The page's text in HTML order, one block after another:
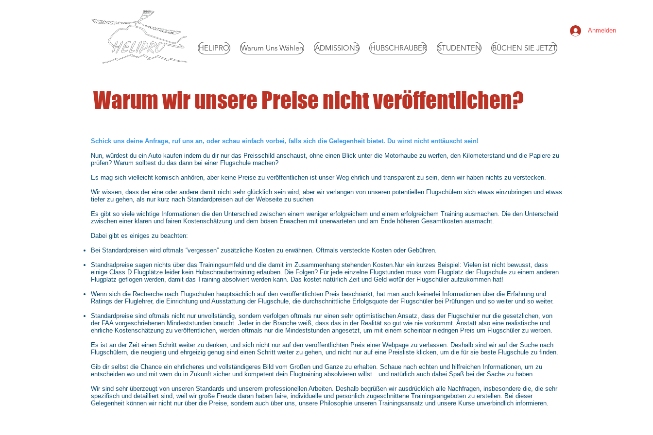
Anmelden
HELIPRO Warum Uns Wählen ADMISSIONS HUBSCHRAUBER STUDENTEN BÜCHEN SIE JETZT
Warum wir unsere Preise nicht veröffentlichen?
Schick uns deine Anfrage, ruf uns an, oder schau einfach vorbei, falls sich die Gelegenheit bietet. Du wirst nicht enttäuscht sein!
Nun, würdest du ein Auto kaufen indem du dir nur das Preisschild anschaust, ohne einen Blick unter die Motorhaube zu werfen, den Kilometerstand und die Papiere zu
prüfen? Warum solltest du das dann bei einer Flugschule machen?
Es mag sich vielleicht komisch anhören, aber keine Preise zu veröffentlichen ist unser Weg ehrlich und transparent zu sein, denn wir haben nichts zu verstecken.
Wir wissen, dass der eine oder andere damit nicht sehr glücklich sein wird, aber wir verlangen von unseren potentiellen Flugschülern sich etwas einzubringen und etwas
tiefer zu gehen, als nur kurz nach Standardpreisen auf der Webseite zu suchen
Es gibt so viele wichtige Informationen die den Unterschied zwischen einem weniger erfolgreichem und einem erfolgreichem Training ausmachen. Die den Unterscheid
zwischen einer klaren und fairen Kostenschätzung und dem bösen Erwachen mit unerwarteten und am Ende höheren Gesamtkosten ausmacht.
Dabei gibt es einiges zu beachten:
Bei Standardpreisen wird oftmals “vergessen” zusätzliche Kosten zu erwähnen. Oftmals versteckte Kosten oder Gebühren.
Standradpreise sagen nichts über das Trainingsumfeld und die damit im Zusammenhang stehenden Kosten.Nur ein kurzes Beispiel: Vielen ist nicht bewusst, dass
einige Class D Flugplätze leider kein Hubschraubertraining erlauben. Die Folgen? Für jede einzelne Flugstunden muss vom Flugplatz der Flugschule zu einem anderen
Flugplatz geflogen werden, damit das Training absolviert werden kann. Das kostet natürlich Zeit und Geld wofür der Flugschüler aufzukommen hat!
Wenn sich die Recherche nach Flugschulen hauptsächlich auf den veröffentlichten Preis beschränkt, hat man auch keinerlei Informationen über die Erfahrung und
Ratings der Fluglehrer, die Einrichtung und Ausstattung der Flugschule, die durchschnittliche Erfolgsquote der Flugschüler bei Prüfungen und so weiter und so weiter.
Standardpreise sind oftmals nicht nur unvollständig, sondern verfolgen oftmals nur einen sehr optimistischen Ansatz, dass der Flugschüler nur die gesetzlichen, von
der FAA vorgeschriebenen Mindeststunden braucht. Jeder in der Branche weiß, dass das in der Realität so gut wie nie vorkommt. Anstatt also eine realistische und
ehrliche Kostenschätzung zu veröffentlichen, werden oftmals nur die Mindeststunden angesetzt, um mit einem scheinbar niedrigen Preis um Flugschüler zu werben.
Es ist an der Zeit einen Schritt weiter zu denken, und sich nicht nur auf den veröffentlichten Preis einer Webpage zu verlassen. Deshalb sind wir auf der Suche nach
Flugschülern, die neugierig und ehrgeizig genug sind einen Schritt weiter zu gehen, und nicht nur auf eine Preisliste klicken, um die für sie beste Flugschule zu finden.
Gib dir selbst die Chance ein ehrlicheres und vollständigeres Bild vom Großen und Ganze zu erhalten. Schaue nach echten und hilfreichen Informationen, um zu
entscheiden wo und mit wem du in Zukunft sicher und kompetent dein Flugtraining absolvieren willst…und natürlich auch dabei Spaß bei der Sache zu haben.
Wir sind sehr überzeugt von unseren Standards und unserem professionellen Arbeiten. Deshalb begrüßen wir ausdrücklich alle Nachfragen, insbesondere die, die sehr
spezifisch und detailliert sind, weil wir große Freude daran haben faire, individuelle und persönlich zugeschnittene Trainingsangeboten zu erstellen. Bei dieser
Gelegenheit können wir nicht nur über die Preise, sondern auch über uns, unsere Philosophie unseren Trainingsansatz und unsere Kurse unverbindlich informieren.